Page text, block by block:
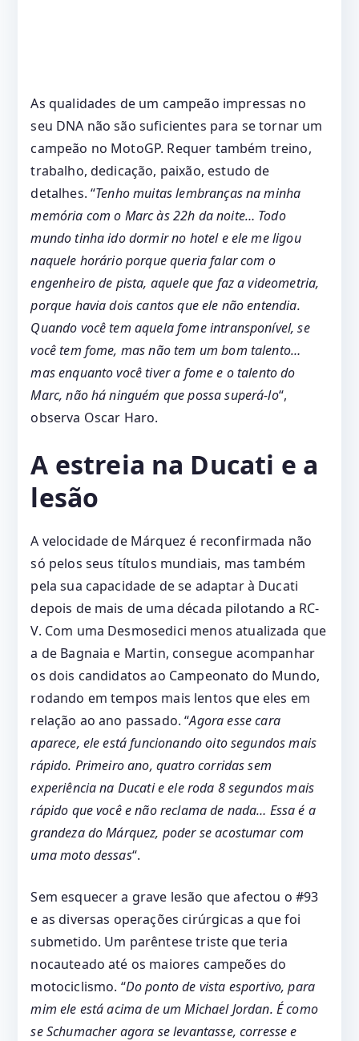
As qualidades de um campeão impressas no
seu DNA não são suficientes para se tornar um
campeão no MotoGP. Requer também treino,
trabalho, dedicação, paixão, estudo de
detalhes. “Tenho muitas lembranças na minha
memória com o Marc às 22h da noite… Todo
mundo tinha ido dormir no hotel e ele me ligou
naquele horário porque queria falar com o
engenheiro de pista, aquele que faz a videometria,
porque havia dois cantos que ele não entendia.
Quando você tem aquela fome intransponível, se
você tem fome, mas não tem um bom talento…
mas enquanto você tiver a fome e o talento do
Marc, não há ninguém que possa superá-lo“,
observa Oscar Haro.
A estreia na Ducati e a
lesão
A velocidade de Márquez é reconfirmada não
só pelos seus títulos mundiais, mas também
pela sua capacidade de se adaptar à Ducati
depois de mais de uma década pilotando a RC-
V. Com uma Desmosedici menos atualizada que
a de Bagnaia e Martin, consegue acompanhar
os dois candidatos ao Campeonato do Mundo,
rodando em tempos mais lentos que eles em
relação ao ano passado. “Agora esse cara
aparece, ele está funcionando oito segundos mais
rápido. Primeiro ano, quatro corridas sem
experiência na Ducati e ele roda 8 segundos mais
rápido que você e não reclama de nada… Essa é a
grandeza do Márquez, poder se acostumar com
uma moto dessas“.
Sem esquecer a grave lesão que afectou o #93
e as diversas operações cirúrgicas a que foi
submetido. Um parêntese triste que teria
nocauteado até os maiores campeões do
motociclismo. “Do ponto de vista esportivo, para
mim ele está acima de um Michael Jordan. É como
se Schumacher agora se levantasse, corresse e